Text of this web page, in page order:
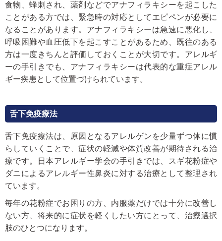
食物、蜂刺され、薬剤などでアナフィラキシーを起こした
ことがある方では、緊急時の対応としてエピペンが必要に
なることがあります。アナフィラキシーは急速に悪化し、
呼吸困難や血圧低下を起こすことがあるため、既往のある
方は一度きちんと評価しておくことが大切です。アレルギ
ーの手引きでも、アナフィラキシーは代表的な重症アレル
ギー疾患として位置づけられています。
舌下免疫療法
舌下免疫療法は、原因となるアレルゲンを少量ずつ体に慣
らしていくことで、症状の軽減や体質改善が期待される治
療です。日本アレルギー学会の手引きでは、スギ花粉症や
ダニによるアレルギー性鼻炎に対する治療として整理され
ています。
毎年の花粉症でお困りの方、内服薬だけでは十分に改善し
ない方、将来的に症状を軽くしたい方にとって、治療選択
肢のひとつになります。